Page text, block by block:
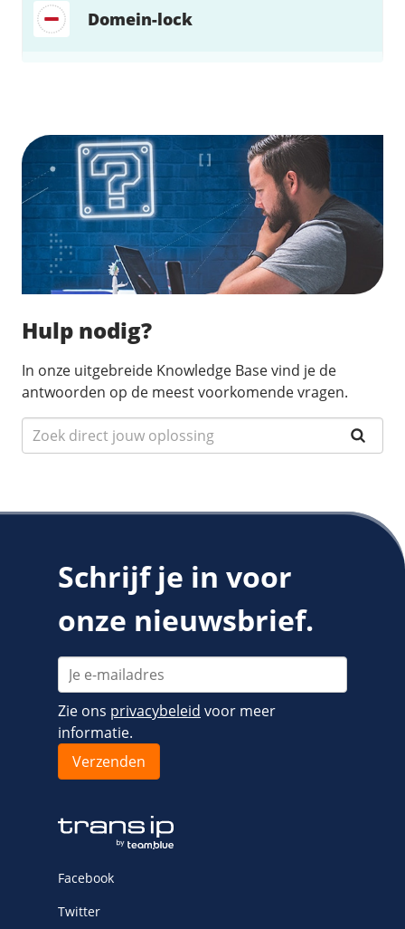
Domein-lock
Hulp nodig?
In onze uitgebreide Knowledge Base vind je de
antwoorden op de meest voorkomende vragen.
Schrijf je in voor
onze nieuwsbrief.
Zie ons privacybeleid voor meer
informatie.
Facebook
Twitter